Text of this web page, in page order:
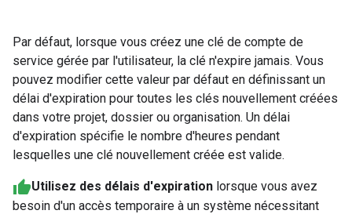
Par défaut, lorsque vous créez une clé de compte de
service gérée par l'utilisateur, la clé n'expire jamais. Vous
pouvez modifier cette valeur par défaut en définissant un
délai d'expiration pour toutes les clés nouvellement créées
dans votre projet, dossier ou organisation. Un délai
d'expiration spécifie le nombre d'heures pendant
lesquelles une clé nouvellement créée est valide.
Utilisez des délais d'expiration lorsque vous avez
besoin d'un accès temporaire à un système nécessitant